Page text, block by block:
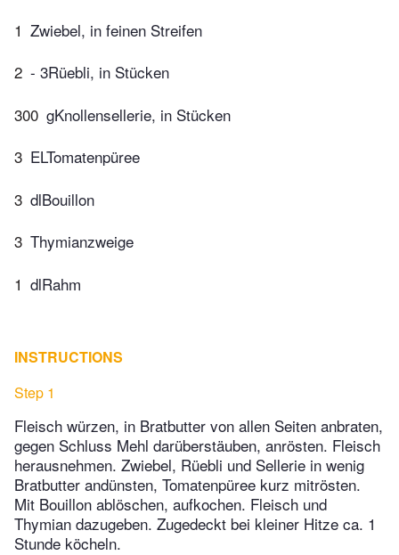
1 Zwiebel, in feinen Streifen
2 - 3Rüebli, in Stücken
300 gKnollensellerie, in Stücken
3 ELTomatenpüree
3 dlBouillon
3 Thymianzweige
1 dlRahm
INSTRUCTIONS
Step 1
Fleisch würzen, in Bratbutter von allen Seiten anbraten,
gegen Schluss Mehl darüberstäuben, anrösten. Fleisch
herausnehmen. Zwiebel, Rüebli und Sellerie in wenig
Bratbutter andünsten, Tomatenpüree kurz mitrösten.
Mit Bouillon ablöschen, aufkochen. Fleisch und
Thymian dazugeben. Zugedeckt bei kleiner Hitze ca. 1
Stunde köcheln.